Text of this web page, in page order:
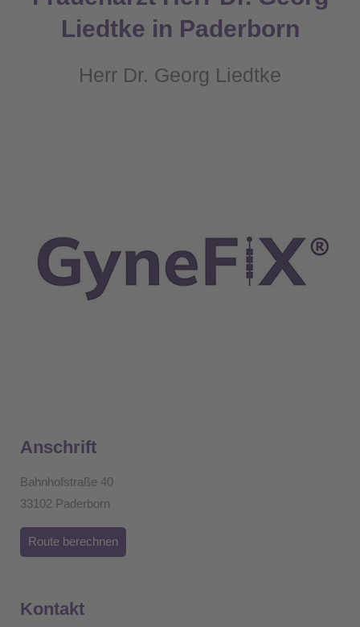
Liedtke in Paderborn
Herr Dr. Georg Liedtke
Anschrift
Bahnhofstraße 40
33102 Paderborn
Route berechnen
Kontakt